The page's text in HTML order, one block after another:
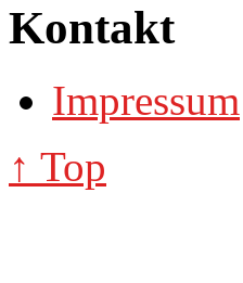
Kontakt
Impressum
↑ Top